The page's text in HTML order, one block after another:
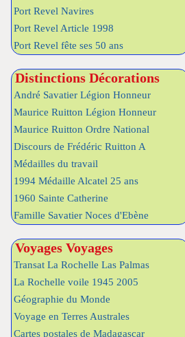
Port Revel Navires
Port Revel Article 1998
Port Revel fête ses 50 ans
Distinctions Décorations
André Savatier Légion Honneur
Maurice Ruitton Légion Honneur
Maurice Ruitton Ordre National
Discours de Frédéric Ruitton A
Médailles du travail
1994 Médaille Alcatel 25 ans
1960 Sainte Catherine
Famille Savatier Noces d'Ebène
Voyages Voyages
Transat La Rochelle Las Palmas
La Rochelle voile 1945 2005
Géographie du Monde
Voyage en Terres Australes
Cartes postales de Madagascar